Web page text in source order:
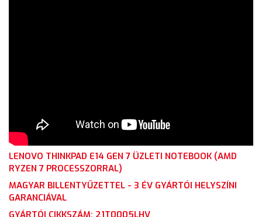
LENOVO THINKPAD E14 GEN 7 ÜZLETI NOTEBOOK (AMD
RYZEN 7 PROCESSZORRAL)
MAGYAR BILLENTYŰZETTEL - 3 ÉV GYÁRTÓI HELYSZÍNI
GARANCIÁVAL